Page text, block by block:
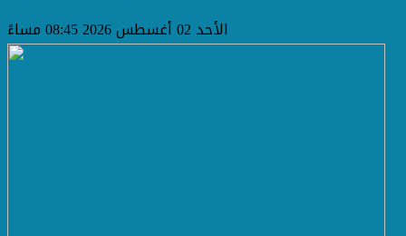
الأحد 02 أغسطس 2026 08:45 مساءً